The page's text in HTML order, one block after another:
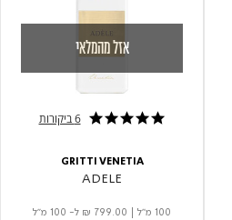
אזל מהמלאי
4.8 star rating 6 ביקורות
GRITTI VENETIA
ADELE
100 מ"ל ₪ 799.00 ל- 100 מ"ל